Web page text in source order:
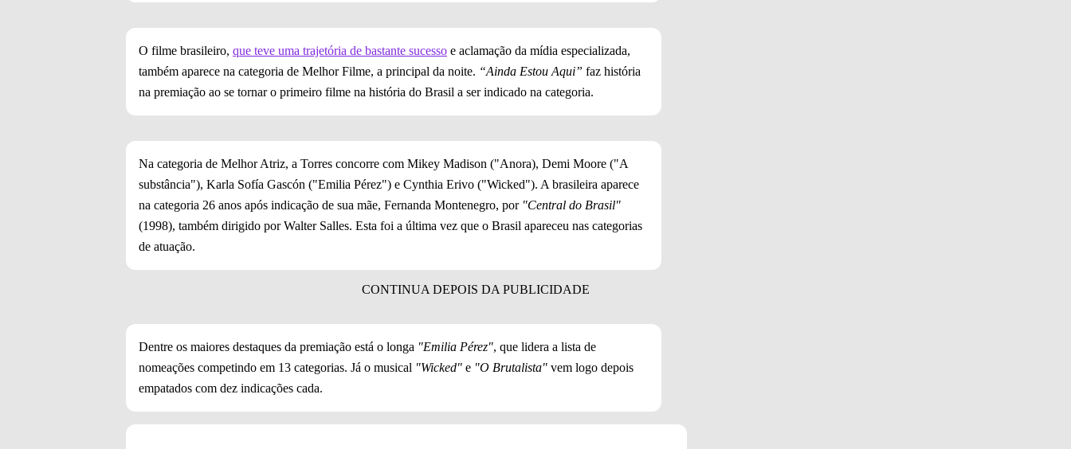
O filme brasileiro, que teve uma trajetória de bastante sucesso e aclamação da mídia especializada,
também aparece na categoria de Melhor Filme, a principal da noite. “Ainda Estou Aqui” faz história
na premiação ao se tornar o primeiro filme na história do Brasil a ser indicado na categoria.
Na categoria de Melhor Atriz, a Torres concorre com Mikey Madison ("Anora), Demi Moore ("A
substância"), Karla Sofía Gascón ("Emilia Pérez") e Cynthia Erivo ("Wicked"). A brasileira aparece
na categoria 26 anos após indicação de sua mãe, Fernanda Montenegro, por "Central do Brasil"
(1998), também dirigido por Walter Salles. Esta foi a última vez que o Brasil apareceu nas categorias
de atuação.
Dentre os maiores destaques da premiação está o longa "Emilia Pérez", que lidera a lista de
nomeações competindo em 13 categorias. Já o musical "Wicked" e "O Brutalista" vem logo depois
empatados com dez indicações cada.